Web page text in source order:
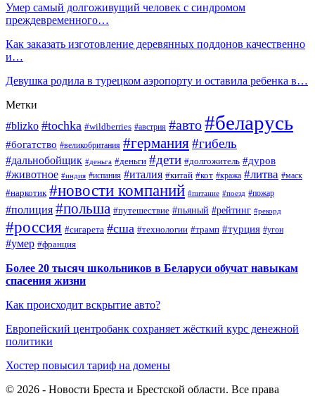
Умер самый долгоживущий человек с синдромом
преждевременного…
Как заказать изготовление деревянных поддонов качественно
и…
Девушка родила в турецком аэропорту и оставила ребенка в…
Метки
#blizko #tochka #wildberries #австрия #авто#беларусь
#богатство #великобритания #германия#гибель
#дальнобойщик #деньга #деньги #дети #долгожитель #дуров
#животное #индия #испания #италия #китай #кот #кража #литва #маск
#наркотик #новости компаний #питание #поезд #пожар
#полиция #польша #путешествие #пьяный #рейтинг #рекорд
#россия #сигарета #сша #технологии #трамп #турция #угон
#умер #франция
Более 20 тысяч школьников в Беларуси обучат навыкам
спасения жизни
Как происходит вскрытие авто?
Европейский центробанк сохраняет жёсткий курс денежной
политики
Хостер повысил тариф на домены
© 2026 - Новости Бреста и Брестской области. Все права